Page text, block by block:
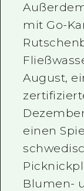
mit Go-
August,
einen
Blumen-